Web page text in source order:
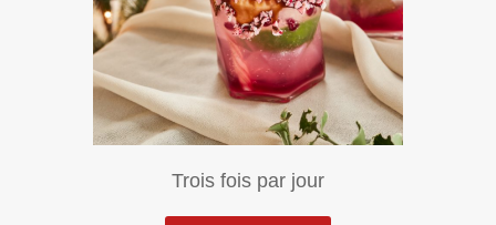
Trois fois par jour